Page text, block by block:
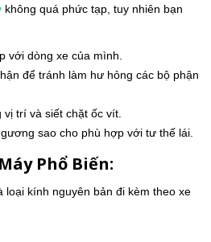
không quá phức tạp, tuy nhiên bạn
với dòng xe của mình.
để tránh làm hư hỏng các bộ phận
trí và siết chặt ốc vít.
sao cho phù hợp với tư thế lái.
Phổ Biến:
loại kính nguyên bản đi kèm theo xe